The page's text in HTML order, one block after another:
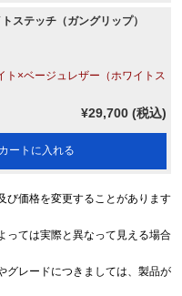
ステッチ（ガングリップ）
ト×ベージュレザー（ホワイトス
¥29,700 (税込)
カートに入れる
び価格を変更することがあります
っては実際と異なって見える場合
グレードにつきましては、製品が